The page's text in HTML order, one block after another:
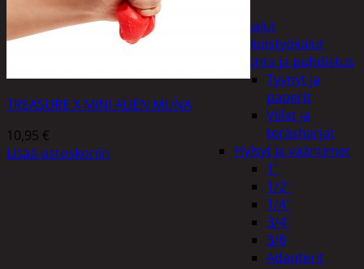
Käsityökalut
Erikoistyökalut
Hionta ja puhdistus
Tyynyt ja
paperit
Viilat ja
teräsharjat
Hylsyt ja vääntimet
1"
1/2"
1/4"
3/4"
3/8
Adapterit
TREASURE X MINI ALIEN MUNA
10,95 €
Lisää ostoskoriin